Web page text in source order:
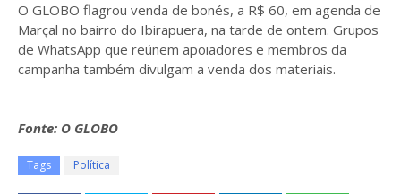
O GLOBO flagrou venda de bonés, a R$ 60, em agenda de
Marçal no bairro do Ibirapuera, na tarde de ontem. Grupos
de WhatsApp que reúnem apoiadores e membros da
campanha também divulgam a venda dos materiais.
Fonte: O GLOBO
Tags Política